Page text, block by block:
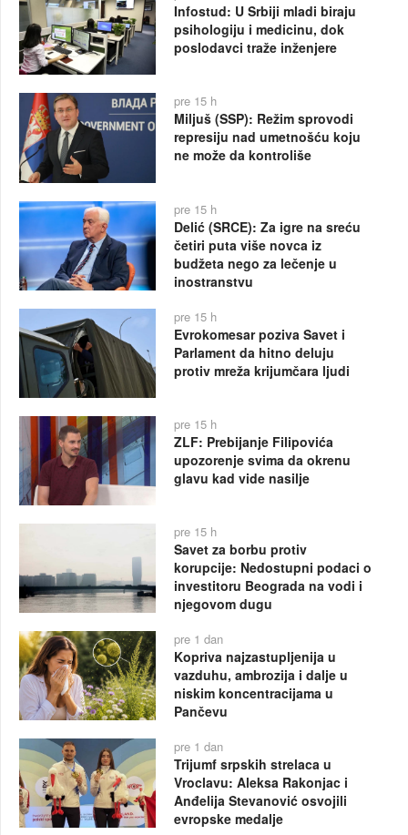
Infostud: U Srbiji mladi biraju
psihologiju i medicinu, dok
poslodavci traže inženjere
pre 15 h
Miljuš (SSP): Režim sprovodi
represiju nad umetnošću koju
ne može da kontroliše
pre 15 h
Delić (SRCE): Za igre na sreću
četiri puta više novca iz
budžeta nego za lečenje u
inostranstvu
pre 15 h
Evrokomesar poziva Savet i
Parlament da hitno deluju
protiv mreža krijumčara ljudi
pre 15 h
ZLF: Prebijanje Filipovića
upozorenje svima da okrenu
glavu kad vide nasilje
pre 15 h
Savet za borbu protiv
korupcije: Nedostupni podaci o
investitoru Beograda na vodi i
njegovom dugu
pre 1 dan
Kopriva najzastupljenija u
vazduhu, ambrozija i dalje u
niskim koncentracijama u
Pančevu
pre 1 dan
Trijumf srpskih strelaca u
Vroclavu: Aleksa Rakonjac i
Anđelija Stevanović osvojili
evropske medalje